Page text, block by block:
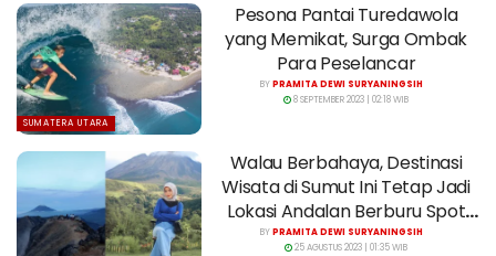
SUMATERA UTARA
Pesona Pantai Turedawola
yang Memikat, Surga Ombak
Para Peselancar
BYPRAMITA DEWI SURYANINGSIH
8 SEPTEMBER 2023 | 02:18 WIB
Walau Berbahaya, Destinasi
Wisata di Sumut Ini Tetap Jadi
Lokasi Andalan Berburu Spot
Foto
BYPRAMITA DEWI SURYANINGSIH
25 AGUSTUS 2023 | 01:35 WIB